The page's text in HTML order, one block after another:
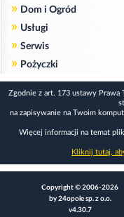
» Dom i Ogród
» Usługi
» Serwis
» Pożyczki
Zgodnie z art. 173 ustawy Prawa
na zapisywanie na Twoim
Więcej informacji na temat
Kliknij tutaj,
Copyright © 2006-2026
by 24opole sp. z o.o.
v4.30.7